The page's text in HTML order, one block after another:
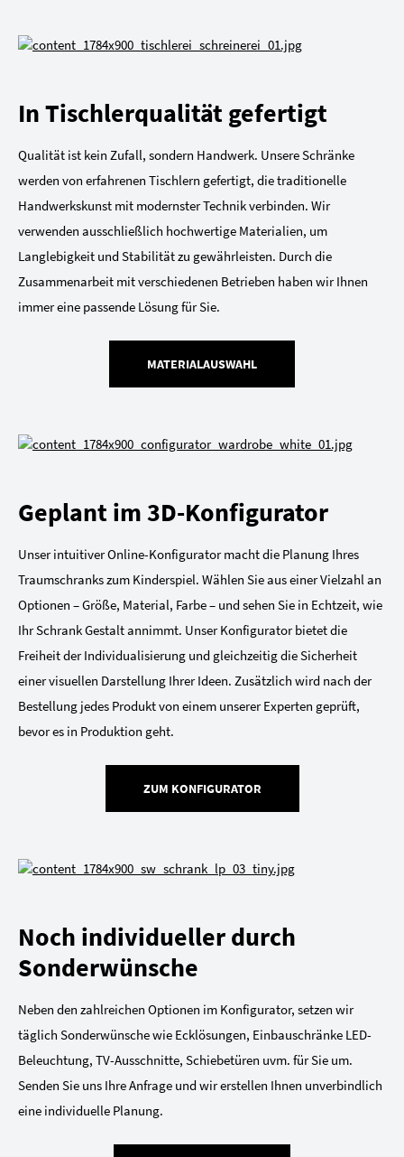
In Tischlerqualität gefertigt
Qualität ist kein Zufall, sondern Handwerk. Unsere Schränke
werden von erfahrenen Tischlern gefertigt, die traditionelle
Handwerkskunst mit modernster Technik verbinden. Wir
verwenden ausschließlich hochwertige Materialien, um
Langlebigkeit und Stabilität zu gewährleisten. Durch die
Zusammenarbeit mit verschiedenen Betrieben haben wir Ihnen
immer eine passende Lösung für Sie.
MATERIALAUSWAHL
Geplant im 3D-Konfigurator
Unser intuitiver Online-Konfigurator macht die Planung Ihres
Traumschranks zum Kinderspiel. Wählen Sie aus einer Vielzahl an
Optionen – Größe, Material, Farbe – und sehen Sie in Echtzeit, wie
Ihr Schrank Gestalt annimmt. Unser Konfigurator bietet die
Freiheit der Individualisierung und gleichzeitig die Sicherheit
einer visuellen Darstellung Ihrer Ideen. Zusätzlich wird nach der
Bestellung jedes Produkt von einem unserer Experten geprüft,
bevor es in Produktion geht.
ZUM KONFIGURATOR
Noch individueller durch
Sonderwünsche
Neben den zahlreichen Optionen im Konfigurator, setzen wir
täglich Sonderwünsche wie Ecklösungen, Einbauschränke LED-
Beleuchtung, TV-Ausschnitte, Schiebetüren uvm. für Sie um.
Senden Sie uns Ihre Anfrage und wir erstellen Ihnen unverbindlich
eine individuelle Planung.